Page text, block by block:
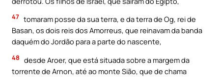
47 tomaram posse da sua terra, e da terra de Og, rei de
Basan, os dois reis dos Amorreus, que reinavam da banda
daquém do Jordão para a parte do nascente,
48 desde Aroer, que está situada sobre a margem da
torrente de Arnon, até ao monte Sião, que de chama